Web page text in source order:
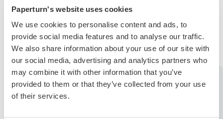
Paperturn's website uses cookies
We use cookies to personalise content and ads, to
provide social media features and to analyse our traffic.
We also share information about your use of our site with
our social media, advertising and analytics partners who
may combine it with other information that you’ve
provided to them or that they’ve collected from your use
of their services.
Bevara sidornas SEO-metadata i flipbooken
Om de bevaraskommer alla sidbeskrivningar
och sökord som lagts till via SEO-
optimeringsfunktionen att förbli exakt
desamma.
Om de inte bevaras tas sidbeskrivningar och
sökord bort.